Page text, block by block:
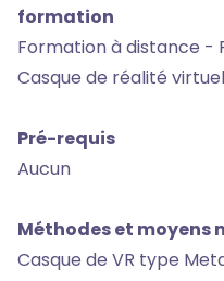
formation
Formation à distance -
Casque de réalité
Pré-requis
Aucun
Méthodes et moyens
Casque de VR type